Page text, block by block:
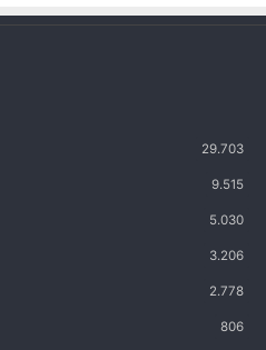
29.703
9.515
5.030
3.206
2.778
806